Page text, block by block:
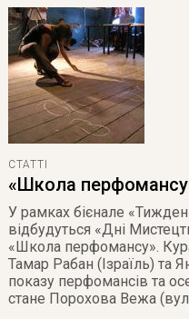
СТАТТІ
«Школа
У рамках бієнале
відбудуться «Дні
«Школа перфомансу».
Тамар Рабан (Ізраїль)
показу перфомансів та
стане Порохова Вежа